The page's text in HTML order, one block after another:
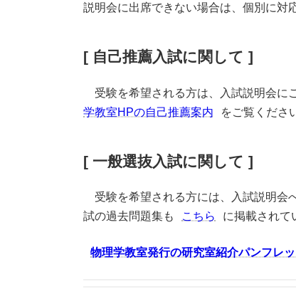
説明会に出席できない場合は、個別に対
[ 自己推薦入試に関して ]
受験を希望される方は、入試説明会に
学教室HPの自己推薦案内
をご覧くださ
[ 一般選抜入試に関して ]
受験を希望される方には、入試説明会
試の過去問題集も
こちら に掲載されて
物理学教室発行の研究室紹介パンフレ